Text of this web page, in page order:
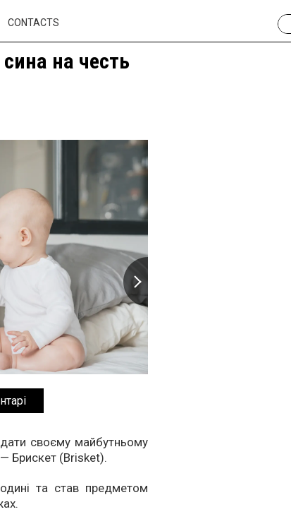
CONTACTS
на честь
дати своєму майбутньому
Брискет (Brisket).
та став предметом